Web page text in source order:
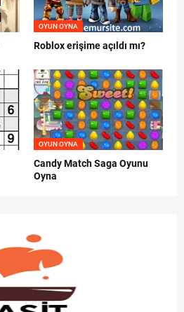
OYUN OYNA
Roblox erişime açıldı mı?
OYUN OYNA
Candy Match Saga Oyunu
Oyna